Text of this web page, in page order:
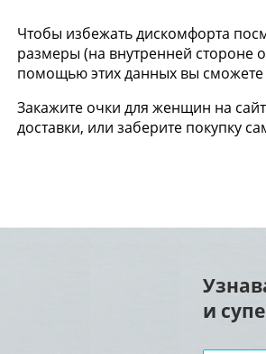
Чтобы избежать дискомфорта
размеры (на внутренней стороне
помощью этих данных вы сможете
Закажите очки для женщин на
доставки, или заберите покупку
и